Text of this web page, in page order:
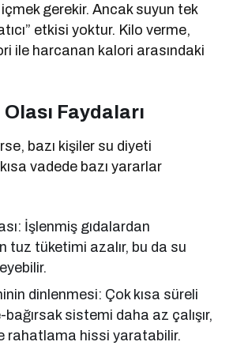
gerekir. Ancak suyun tek
etkisi yoktur. Kilo verme,
ile harcanan kalori arasındaki
Faydaları
bazı kişiler su diyeti
vadede bazı yararlar
İşlenmiş gıdalardan
tuz tüketimi azalır, bu da su
dinlenmesi: Çok kısa süreli
sistemi daha az çalışır,
rahatlama hissi yaratabilir.